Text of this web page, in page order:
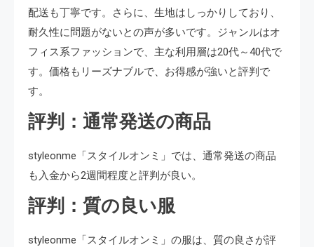
配送も丁寧です。さらに、生地はしっかりしており、
耐久性に問題がないとの声が多いです。ジャンルはオ
フィス系ファッションで、主な利用層は20代～40代で
す。価格もリーズナブルで、お得感が強いと評判で
す。
評判：通常発送の商品
styleonme「スタイルオンミ」では、通常発送の商品
も入金から2週間程度と評判が良い。
評判：質の良い服
styleonme「スタイルオンミ」の服は、質の良さが評